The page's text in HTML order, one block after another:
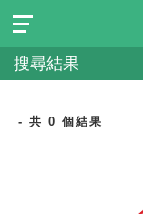
搜尋結果
- 共 0 個結果